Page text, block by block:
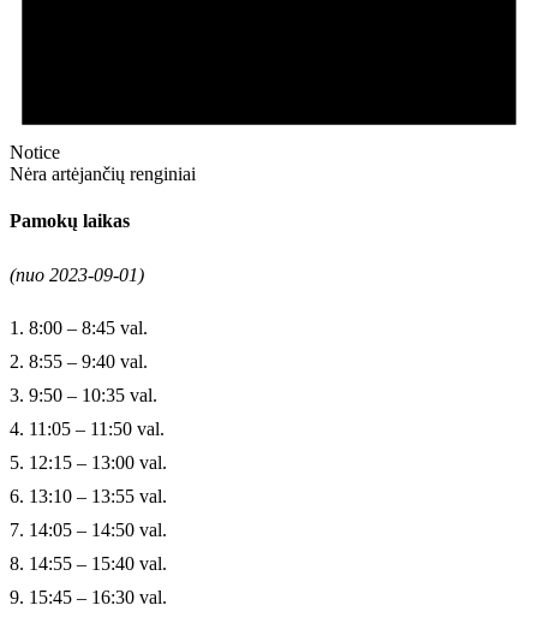
Notice
Nėra artėjančių renginiai
Pamokų laikas
(nuo 2023-09-01)
1. 8:00 – 8:45 val.
2. 8:55 – 9:40 val.
3. 9:50 – 10:35 val.
4. 11:05 – 11:50 val.
5. 12:15 – 13:00 val.
6. 13:10 – 13:55 val.
7. 14:05 – 14:50 val.
8. 14:55 – 15:40 val.
9. 15:45 – 16:30 val.